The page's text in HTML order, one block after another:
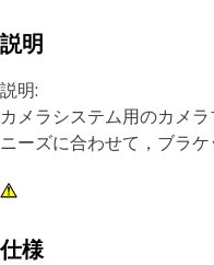
説明
説明:
カメラシステム用のカメ
ニーズに合わせて，ブラケ
仕様